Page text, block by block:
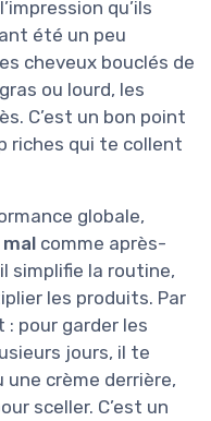
qu’ils
été un peu
cheveux bouclés de
ou lourd, les
C’est un bon point
riches qui te collent
globale,
comme après-
simplifie la routine,
les produits. Par
pour garder les
jours, il te
crème derrière,
sceller. C’est un